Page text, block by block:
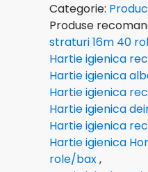
Categorie:
Produse
straturi 16m 40
Hartie igienica
Hartie igienica
Hartie igienica
Hartie igienica
Hartie igienica
Hartie igienica
role/bax,